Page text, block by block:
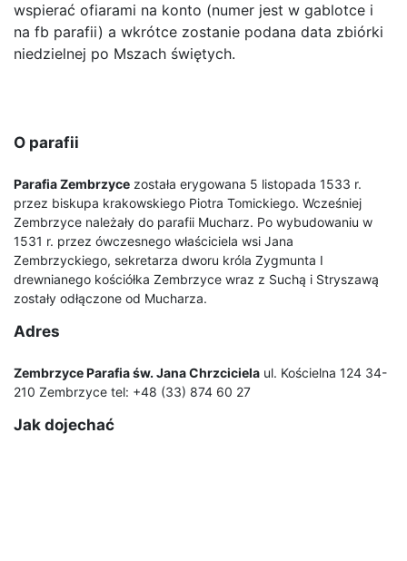
wspierać ofiarami na konto (numer jest w gablotce i
na fb parafii) a wkrótce zostanie podana data zbiórki
niedzielnej po Mszach świętych.
O parafii
Parafia Zembrzyce została erygowana 5 listopada 1533 r.
przez biskupa krakowskiego Piotra Tomickiego. Wcześniej
Zembrzyce należały do parafii Mucharz. Po wybudowaniu w
1531 r. przez ówczesnego właściciela wsi Jana
Zembrzyckiego, sekretarza dworu króla Zygmunta I
drewnianego kościółka Zembrzyce wraz z Suchą i Stryszawą
zostały odłączone od Mucharza.
Adres
Zembrzyce Parafia św. Jana Chrzciciela ul. Kościelna 124 34-
210 Zembrzyce tel: +48 (33) 874 60 27
Jak dojechać